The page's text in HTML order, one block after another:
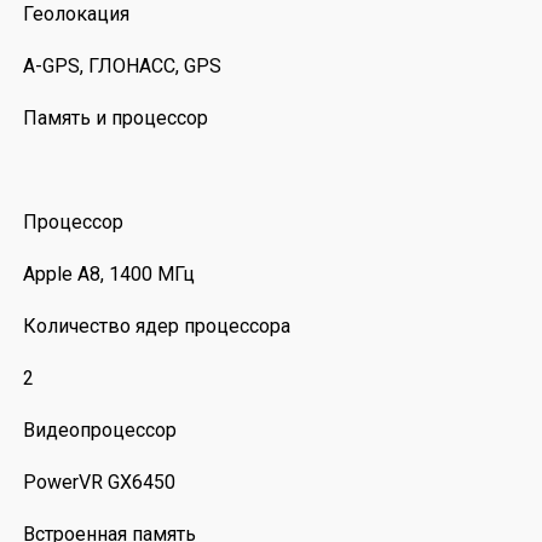
Геолокация
A-GPS, ГЛОНАСС, GPS
Память и процессор
Процессор
Apple A8, 1400 МГц
Количество ядер процессора
2
Видеопроцессор
PowerVR GX6450
Встроенная память